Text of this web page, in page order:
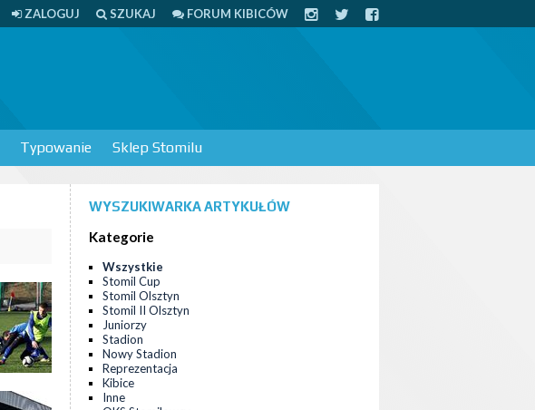
ZALOGUJ SZUKAJ FORUM KIBICÓW
Typowanie Sklep Stomilu
WYSZUKIWARKA ARTYKUŁÓW
Kategorie
Wszystkie
Stomil Cup
Stomil Olsztyn
Stomil II Olsztyn
Juniorzy
Stadion
Nowy Stadion
Reprezentacja
Kibice
Inne